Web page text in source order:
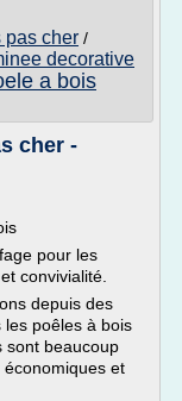
pas cher /
decorative
a bois
cher -
pour les
convivialité.
depuis des
poêles à bois
sont beaucoup
et